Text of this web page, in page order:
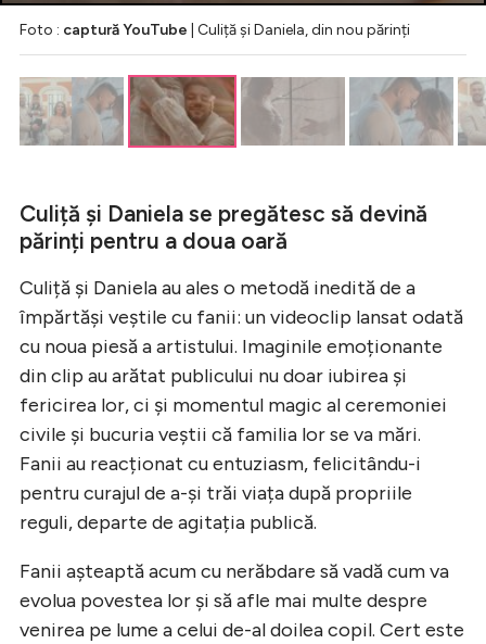
Foto : captură YouTube | Culiță și Daniela, din nou părinți
Culiță și Daniela se pregătesc să devină
părinți pentru a doua oară
Culiță și Daniela au ales o metodă inedită de a
împărtăși veștile cu fanii: un videoclip lansat odată
cu noua piesă a artistului. Imaginile emoționante
din clip au arătat publicului nu doar iubirea și
fericirea lor, ci și momentul magic al ceremoniei
civile și bucuria veștii că familia lor se va mări.
Fanii au reacționat cu entuziasm, felicitându-i
pentru curajul de a-și trăi viața după propriile
reguli, departe de agitația publică.
Fanii așteaptă acum cu nerăbdare să vadă cum va
evolua povestea lor și să afle mai multe despre
venirea pe lume a celui de-al doilea copil. Cert este